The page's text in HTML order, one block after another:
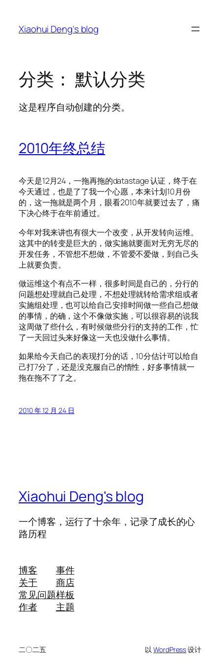
Xiaohui Deng's blog
分类： 默认分类
这是程序自动创建的分类。
2010年终总结
今天是12月24，一拖再拖的datastage 认证，终于在
今天通过，也是了了我一个心愿，本来计划10月份
的，这一拖就是两个月，眼看2010年就要过去了，痛
下决心终于在年前通过。
今年对我来讲也有很大一个改变，从开发转向运维。
这其中的转变是巨大的，做实施就要面对无穷无尽的
开发任务，不管想不想做，不管爱不爱做，到自己头
上就要负责。
做运维这个有点不一样，很多时间是自己的，分行的
问题想处理就自己处理，不想处理就转给需求组或者
实施组处理，也可以给自己安排时间做一些自己想做
的事情，的确，这个不像做实施，可以很容易的说我
这周做了些什么，有时候做些分行的支持的工作，忙
了一天回过头来好像这一天也没做什么事情。
如果给今天自己的表现打分的话，10分估计可以给自
己打7分了，还是没克服自己的惰性，好多事情就一
拖在拖不了了之。
2010 年 12 月 24 日
Xiaohui Deng's blog
一个博客，运行了十余年，记录了成长的心
路历程
博客
关于
常见问题
作者
事件
商店
样板
主题
二〇二五 以WordPress设计